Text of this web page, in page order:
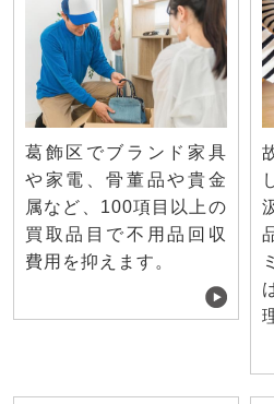
葛飾区でブランド家具
や家電、骨董品や貴金
属など、100項目以上の
買取品目で不用品回収
費用を抑えます。